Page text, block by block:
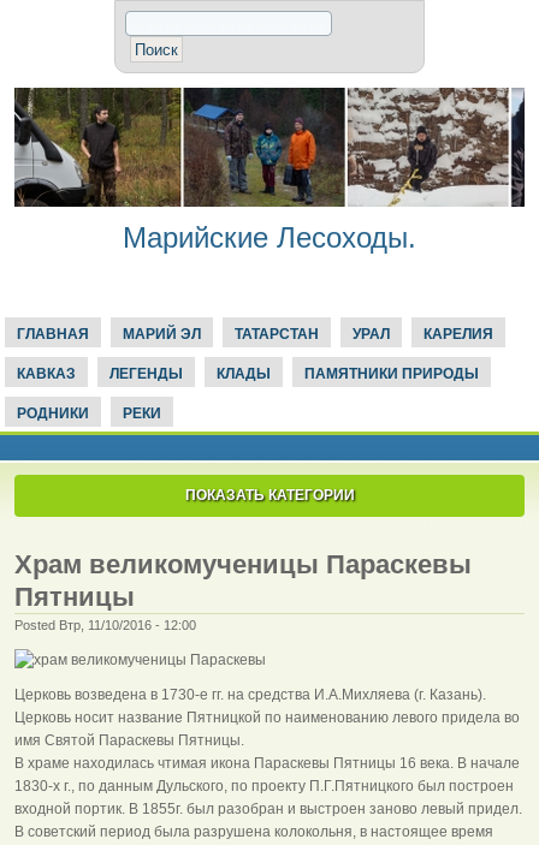
Марийские Лесоходы.
ГЛАВНАЯ МАРИЙ ЭЛ ТАТАРСТАН УРАЛ КАРЕЛИЯ
КАВКАЗ ЛЕГЕНДЫ КЛАДЫ ПАМЯТНИКИ ПРИРОДЫ
РОДНИКИ РЕКИ
ПОКАЗАТЬ КАТЕГОРИИ
Храм великомученицы Параскевы
Пятницы
Posted Втр, 11/10/2016 - 12:00
Церковь возведена в 1730-е гг. на средства И.А.Михляева (г. Казань).
Церковь носит название Пятницкой по наименованию левого придела во
имя Святой Параскевы Пятницы.
В храме находилась чтимая икона Параскевы Пятницы 16 века. В начале
1830-х г., по данным Дульского, по проекту П.Г.Пятницкого был построен
входной портик. В 1855г. был разобран и выстроен заново левый придел.
В советский период была разрушена колокольня, в настоящее время